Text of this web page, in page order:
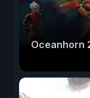
Oceanhorn